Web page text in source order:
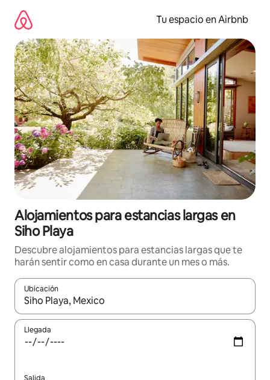
contenido
Tu espacio en Airbnb
Alojamientos para estancias largas en
Siho Playa
Descubre alojamientos para estancias largas que te
harán sentir como en casa durante un mes o más.
Ubicación
Cuando los resultados estén disponibles, podrás navegar
Llegada
Salida